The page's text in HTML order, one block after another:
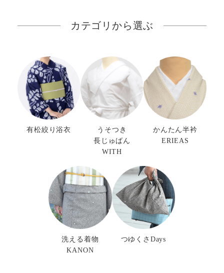
カテゴリから選ぶ
有松絞り浴衣
うそつき
長じゅばん
WITH
かんたん半衿
ERIEAS
洗える着物
KANON
つゆくさDays